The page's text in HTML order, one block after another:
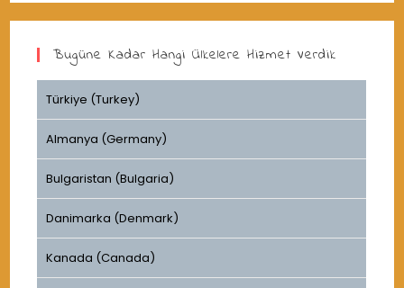
new
new
new
Bugüne Kadar Hangi Ülkelere Hizmet Verdik
Türkiye (Turkey)
Almanya (Germany)
Bulgaristan (Bulgaria)
Danimarka (Denmark)
Kanada (Canada)